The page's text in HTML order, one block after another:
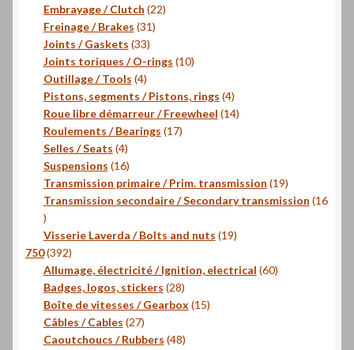
Embrayage / Clutch 2222
Freinage / Brakes 3131
Joints / Gaskets 3333
produits
Joints toriques / O-rings 1010
Outillage / Tools 44
produits
Pistons, segments / Pistons, rings 44
produits
Roue libre démarreur / Freewheel 1414
Roulements / Bearings 1717
Selles / Seats 44
produits
Suspensions 1616
produits
Transmission primaire / Prim. transmission 1919
produits
Transmission secondaire / Secondary transmission 16
16
produits
Visserie Laverda / Bolts and nuts 1919
750 392392
produits
Allumage, électricité / Ignition, electrical 6060
Badges, logos, stickers 2828
produits
Boîte de vitesses / Gearbox 1515
Câbles / Cables 2727
produits
Caoutchoucs / Rubbers 4848